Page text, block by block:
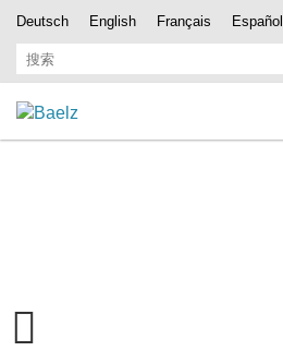
Deutsch English Français Español